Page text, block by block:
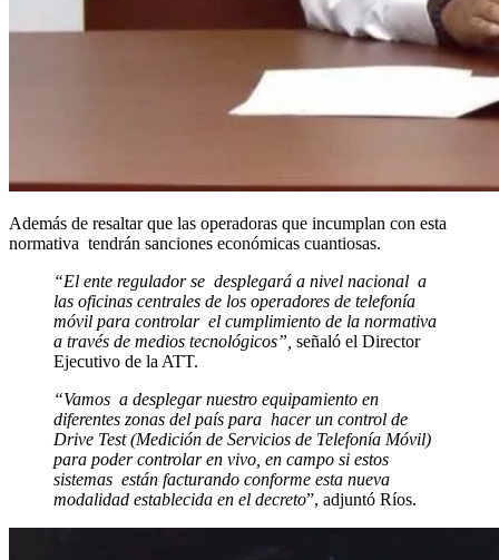
Además de resaltar que las operadoras que incumplan con esta
normativa tendrán sanciones económicas cuantiosas.
“El ente regulador se desplegará a nivel nacional a
las oficinas centrales de los operadores de telefonía
móvil para controlar el cumplimiento de la normativa
a través de medios tecnológicos”, señaló el Director
Ejecutivo de la ATT.
“Vamos a desplegar nuestro equipamiento en
diferentes zonas del país para hacer un control de
Drive Test (Medición de Servicios de Telefonía Móvil)
para poder controlar en vivo, en campo si estos
sistemas están facturando conforme esta nueva
modalidad establecida en el decreto”, adjuntó Ríos.